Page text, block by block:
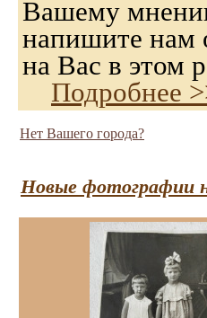
Вашему
напишите нам
на Вас в этом
Подробнее
Нет Вашего города?
Новые фотографии